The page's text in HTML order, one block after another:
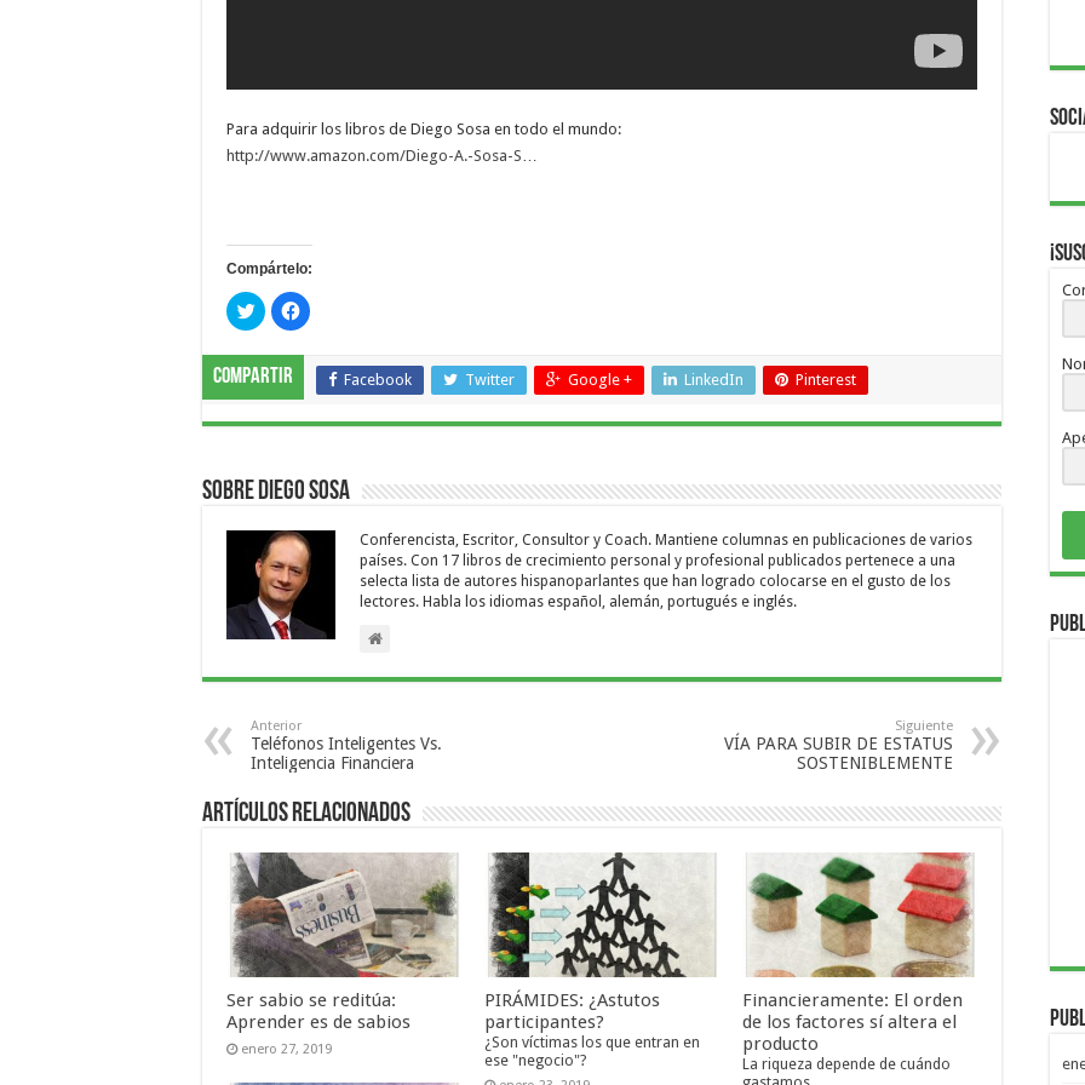
Para adquirir los libros de Diego Sosa en todo el mundo:
http://www.amazon.com/Diego-A.-Sosa-S…
Compártelo:
Haz
clic
para
compartir
en
Twitter
en
Haz
clic
compartir
en
Facebook
(Se
en
Compartir Facebook Twitter Google + LinkedIn Pinterest
Sobre Diego Sosa
Conferencista, Escritor, Consultor y Coach. Mantiene columnas en publicaciones de varios
países. Con 17 libros de crecimiento personal y profesional publicados pertenece a una
selecta lista de autores hispanoparlantes que han logrado colocarse en el gusto de los
lectores. Habla los idiomas español, alemán, portugués e inglés.
Anterior
Teléfonos Inteligentes Vs.
Inteligencia Financiera
Siguiente
VÍA PARA SUBIR DE ESTATUS
SOSTENIBLEMENTE
Artículos relacionados
Ser sabio se reditúa:
Aprender es de sabios
enero 27, 2019
PIRÁMIDES: ¿Astutos
participantes?
¿Son víctimas los que entran en
ese "negocio"?
Financieramente: El orden
de los factores sí altera el
producto
La riqueza depende de cuándo